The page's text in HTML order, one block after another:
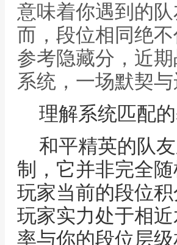
意味着你遇到的
而，段位相同绝
参考隐藏分，近
系统，一场默契
理解系统匹配
和平精英的队
制，它并非完全
玩家当前的段位
玩家实力处于相
率与你的段位层